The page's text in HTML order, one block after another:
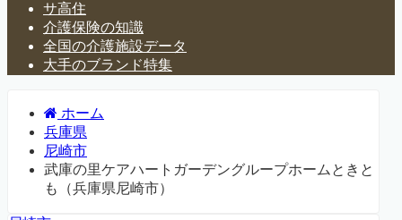
サ高住
介護保険の知識
全国の介護施設データ
大手のブランド特集
ホーム
兵庫県
尼崎市
武庫の里ケアハートガーデングループホームときと
も（兵庫県尼崎市）